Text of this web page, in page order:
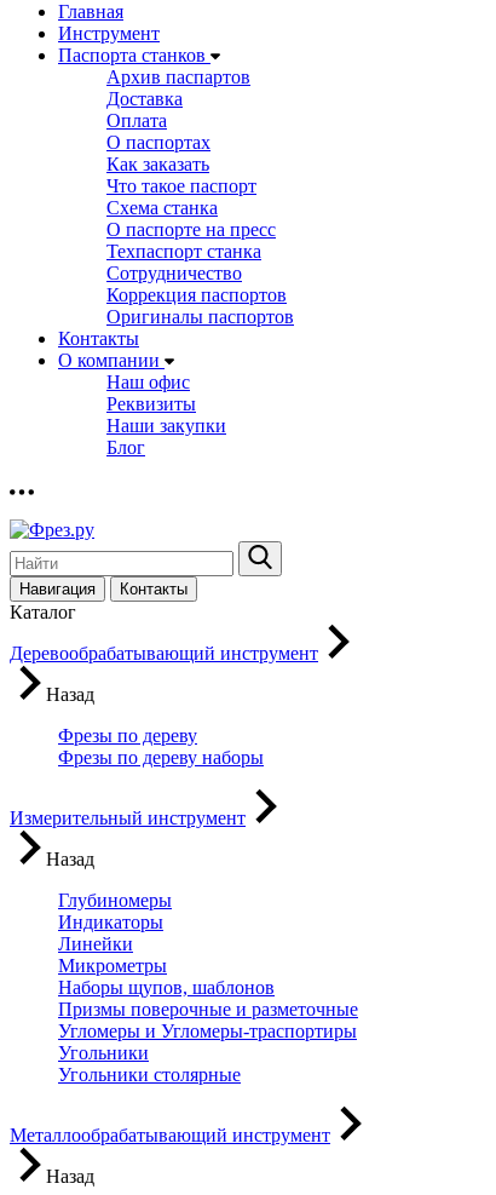
Главная
Инструмент
Паспорта станков
Архив паспартов
Доставка
Оплата
О паспортах
Как заказать
Что такое паспорт
Схема станка
О паспорте на пресс
Техпаспорт станка
Сотрудничество
Коррекция паспортов
Оригиналы паспортов
Контакты
О компании
Наш офис
Реквизиты
Наши закупки
Блог
Навигация Контакты
Каталог
Деревообрабатывающий инструмент
Назад
Фрезы по дереву
Фрезы по дереву наборы
Измерительный инструмент
Назад
Глубиномеры
Индикаторы
Линейки
Микрометры
Наборы щупов, шаблонов
Призмы поверочные и разметочные
Угломеры и Угломеры-траспортиры
Угольники
Угольники столярные
Металлообрабатывающий инструмент
Назад